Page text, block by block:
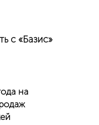
с «Базис»
на